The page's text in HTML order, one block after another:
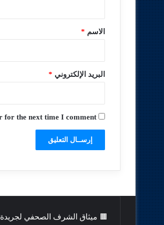
*الاسم *
البريد الإلكتروني *
for the next time I comment.
🟫 ميثاق الشرف الصحفي لجريدة